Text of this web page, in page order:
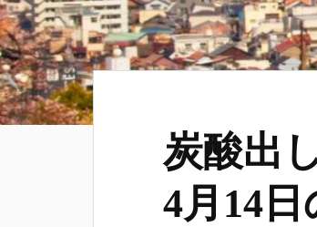
炭酸出
4月14日